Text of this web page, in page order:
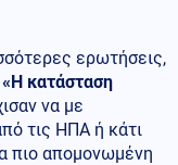
ερωτήσεις,
«Η κατάσταση
να με
τις ΗΠΑ ή κάτι
πιο απομονωμένη